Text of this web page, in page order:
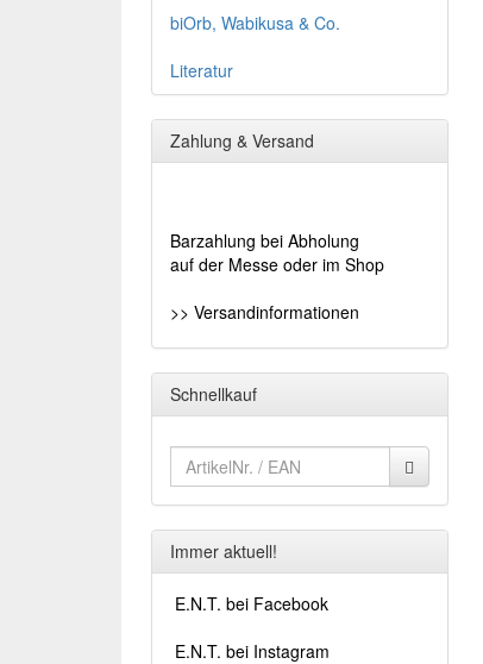
biOrb, Wabikusa & Co.
Literatur
Zahlung & Versand
Barzahlung bei Abholung
auf der Messe oder im Shop
>> Versandinformationen
Schnellkauf
Immer aktuell!
E.N.T. bei Facebook
E.N.T. bei Instagram